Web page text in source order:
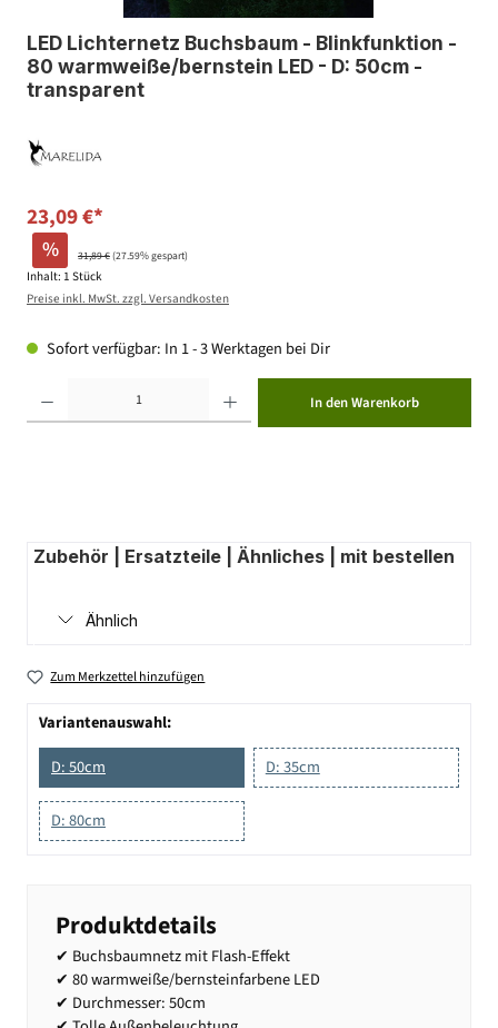
LED Lichternetz Buchsbaum - Blinkfunktion -
80 warmweiße/bernstein LED - D: 50cm -
transparent
23,09 €*
% 31,89 €(27.59% gespart)
Inhalt: 1 Stück
Preise inkl. MwSt. zzgl. Versandkosten
Sofort verfügbar: In 1 - 3 Werktagen bei Dir
In den Warenkorb
Zubehör | Ersatzteile | Ähnliches | mit bestellen
Ähnlich
Zum Merkzettel hinzufügen
Variantenauswahl:
D: 50cm
D: 35cm
D: 80cm
Produktdetails
✔ Buchsbaumnetz mit Flash-Effekt
✔ 80 warmweiße/bernsteinfarbene LED
✔ Durchmesser: 50cm